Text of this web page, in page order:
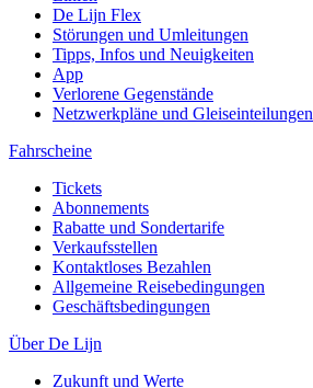
De Lijn Flex
Störungen und Umleitungen
Tipps, Infos und Neuigkeiten
App
Verlorene Gegenstände
Netzwerkpläne und Gleiseinteilungen
Fahrscheine
Tickets
Abonnements
Rabatte und Sondertarife
Verkaufsstellen
Kontaktloses Bezahlen
Allgemeine Reisebedingungen
Geschäftsbedingungen
Über De Lijn
Zukunft und Werte